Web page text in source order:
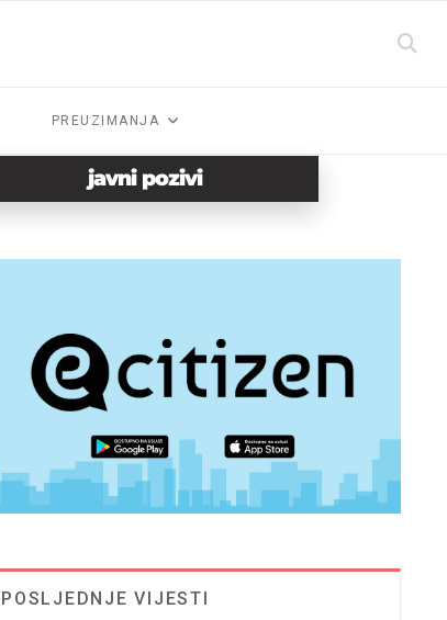
PREUZIMANJA
javni pozivi
POSLJEDNJE VIJESTI